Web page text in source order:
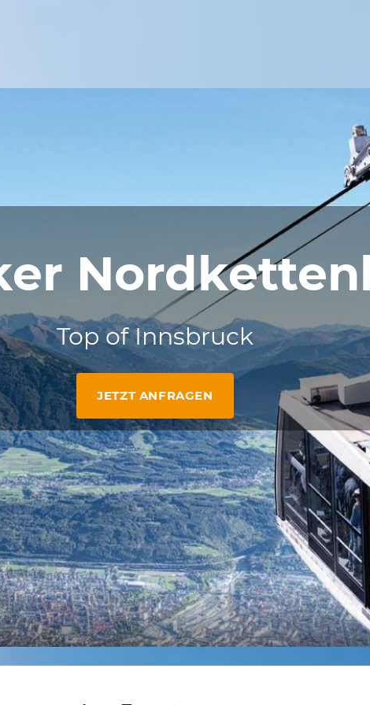
Top of Innsbruck
JETZT ANFRAGEN